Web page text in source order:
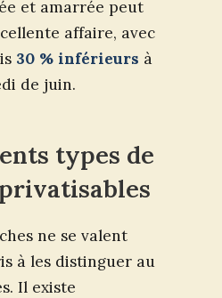
et amarrée peut
affaire, avec
30 % inférieurs à
de juin.
types de
ne se valent
à les distinguer au
Il existe